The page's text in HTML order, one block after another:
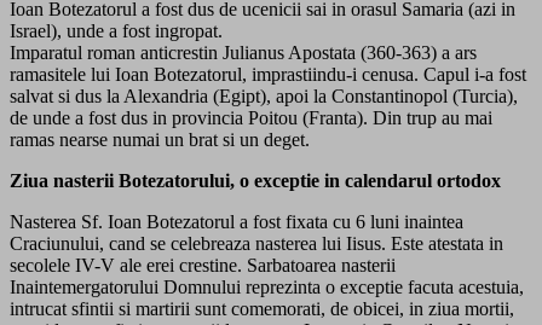
Ioan Botezatorul a fost dus de ucenicii sai in orasul Samaria (azi in
Israel), unde a fost ingropat.
Imparatul roman anticrestin Julianus Apostata (360-363) a ars
ramasitele lui Ioan Botezatorul, imprastiindu-i cenusa. Capul i-a fost
salvat si dus la Alexandria (Egipt), apoi la Constantinopol (Turcia),
de unde a fost dus in provincia Poitou (Franta). Din trup au mai
ramas nearse numai un brat si un deget.
Ziua nasterii Botezatorului, o exceptie in calendarul ortodox
Nasterea Sf. Ioan Botezatorul a fost fixata cu 6 luni inaintea
Craciunului, cand se celebreaza nasterea lui Iisus. Este atestata in
secolele IV-V ale erei crestine. Sarbatoarea nasterii
Inaintemergatorului Domnului reprezinta o exceptie facuta acestuia,
intrucat sfintii si martirii sunt comemorati, de obicei, in ziua mortii,